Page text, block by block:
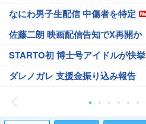
なにわ男子生配信 中傷者を特定
佐藤二朗 映画配信告知でX再開か
STARTO初 博士号アイドルが快挙
ダレノガレ 支援金振り込み報告